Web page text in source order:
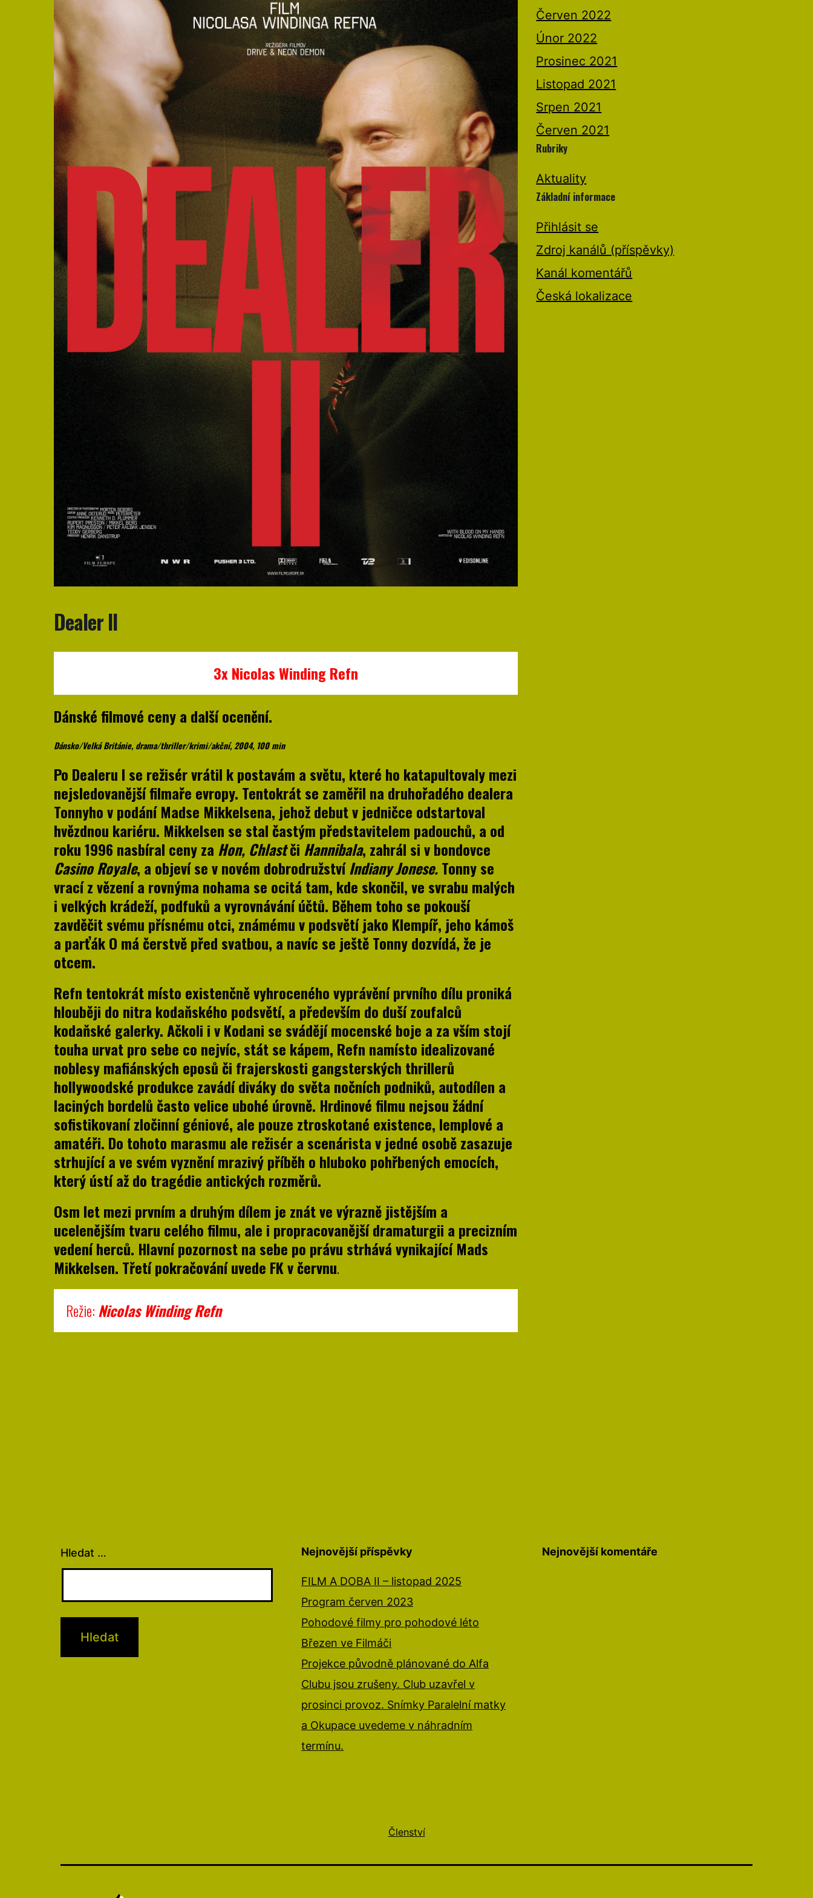
Dealer II
3x Nicolas Winding Refn
Dánské filmové ceny a další ocenění.
Dánsko/Velká Británie, drama/thriller/krimi/akční, 2004, 100 min
Po Dealeru I se režisér vrátil k postavám a světu, které ho katapultovaly mezi
nejsledovanější filmaře evropy. Tentokrát se zaměřil na druhořadého dealera
Tonnyho v podání Madse Mikkelsena, jehož debut v jedničce odstartoval
hvězdnou kariéru. Mikkelsen se stal častým představitelem padouchů, a od
roku 1996 nasbíral ceny za Hon, Chlastči Hannibala, zahrál si v bondovce
Casino Royale, a objeví se v novém dobrodružstvíIndiany Jonese.Tonny se
vrací z vězení a rovnýma nohama se ocitá tam, kde skončil, ve svrabu malých
i velkých krádeží, podfuků a vyrovnávání účtů. Během toho se pokouší
zavděčit svému přísnému otci, známému v podsvětí jako Klempíř, jeho kámoš
a parťák O má čerstvě před svatbou, a navíc se ještě Tonny dozvídá, že je
otcem.
Refn tentokrát místo existenčně vyhroceného vyprávění prvního dílu proniká
hlouběji do nitra kodaňského podsvětí, a především do duší zoufalců
kodaňské galerky. Ačkoli i v Kodani se svádějí mocenské boje a za vším stojí
touha urvat pro sebe co nejvíc, stát se kápem, Refn namísto idealizované
noblesy mafiánských eposů či frajerskosti gangsterských thrillerů
hollywoodské produkce zavádí diváky do světa nočních podniků, autodílen a
laciných bordelů často velice ubohé úrovně. Hrdinové filmu nejsou žádní
sofistikovaní zločinní géniové, ale pouze ztroskotané existence, lemplové a
amatéři. Do tohoto marasmu ale režisér a scenárista v jedné osobě zasazuje
strhující a ve svém vyznění mrazivý příběh o hluboko pohřbených emocích,
který ústí až do tragédie antických rozměrů.
Osm let mezi prvním a druhým dílem je znát ve výrazně jistějším a
ucelenějším tvaru celého filmu, ale i propracovanější dramaturgii a precizním
vedení herců. Hlavní pozornost na sebe po právu strhává vynikající Mads
Mikkelsen. Třetí pokračování uvede FK v červnu.
Režie:Nicolas Winding Refn
Červen 2022
Únor 2022
Prosinec 2021
Listopad 2021
Srpen 2021
Červen 2021
Rubriky
Aktuality
Základní informace
Přihlásit se
Zdroj kanálů (příspěvky)
Kanál komentářů
Česká lokalizace
Hledat … Nejnovější příspěvky
FILM A DOBA II – listopad 2025
Program červen 2023
Pohodové filmy pro pohodové léto
Březen ve Filmáči
Projekce původně plánované do Alfa
Clubu jsou zrušeny. Club uzavřel v
prosinci provoz. Snímky Paralelní matky
a Okupace uvedeme v náhradním
termínu.
Nejnovější komentáře
Členství